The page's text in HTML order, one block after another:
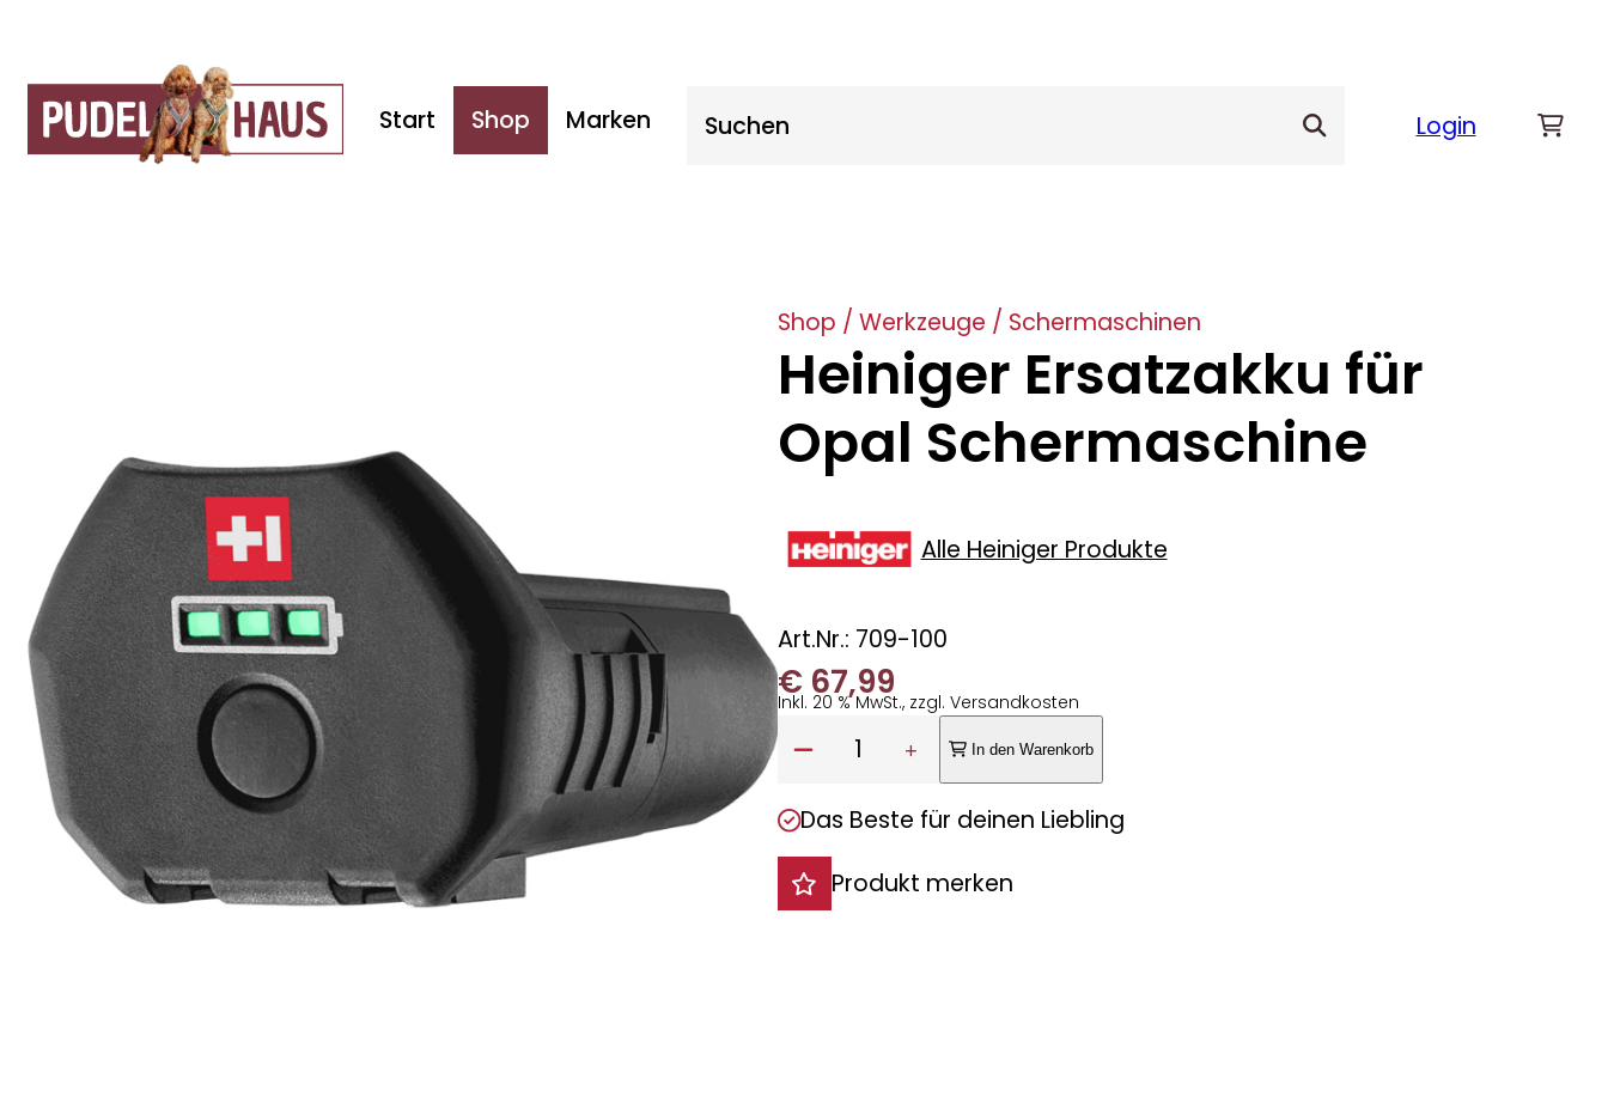
Start Shop Marken Login
Shop / Werkzeuge / Schermaschinen
Heiniger Ersatzakku für
Opal Schermaschine
Alle Heiniger Produkte
Art.Nr.: 709-100
€ 67,99
Inkl. 20 % MwSt., zzgl. Versandkosten
Anzahl:1 In den Warenkorb
Das Beste für deinen Liebling
Produkt merken